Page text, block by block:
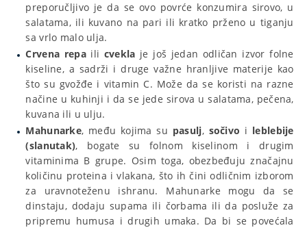
preporučljivo je da se ovo povrće konzumira sirovo, u
salatama, ili kuvano na pari ili kratko prženo u tiganju
sa vrlo malo ulja.
Crvena repaili cvekla je još jedan odličan izvor folne
kiseline, a sadrži i druge važne hranljive materije kao
što su gvožđe i vitamin C. Može da se koristi na razne
načine u kuhinji i da se jede sirova u salatama, pečena,
kuvana ili u ulju.
Mahunarke, među kojima su pasulj, sočivo i leblebije
(slanutak), bogate su folnom kiselinom i drugim
vitaminima B grupe. Osim toga, obezbeđuju značajnu
količinu proteina i vlakana, što ih čini odličnim izborom
za uravnoteženu ishranu. Mahunarke mogu da se
dinstaju, dodaju supama ili čorbama ili da posluže za
pripremu humusa i drugih umaka. Da bi se povećala